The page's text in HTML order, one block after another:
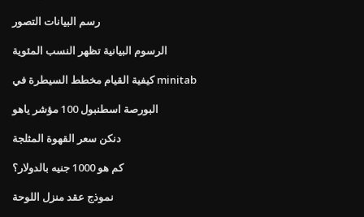
رسم البيانات التصور
الرسوم البيانية تظهر النسب المئوية
كيفية القيام مخطط السيطرة في minitab
البورصة اسطنبول 100 مؤشر ياهو
دنكن سعر القهوة المثلجة
كم هو 1000 جنيه بالدولار؟
نموذج عقد منزل اللوحة